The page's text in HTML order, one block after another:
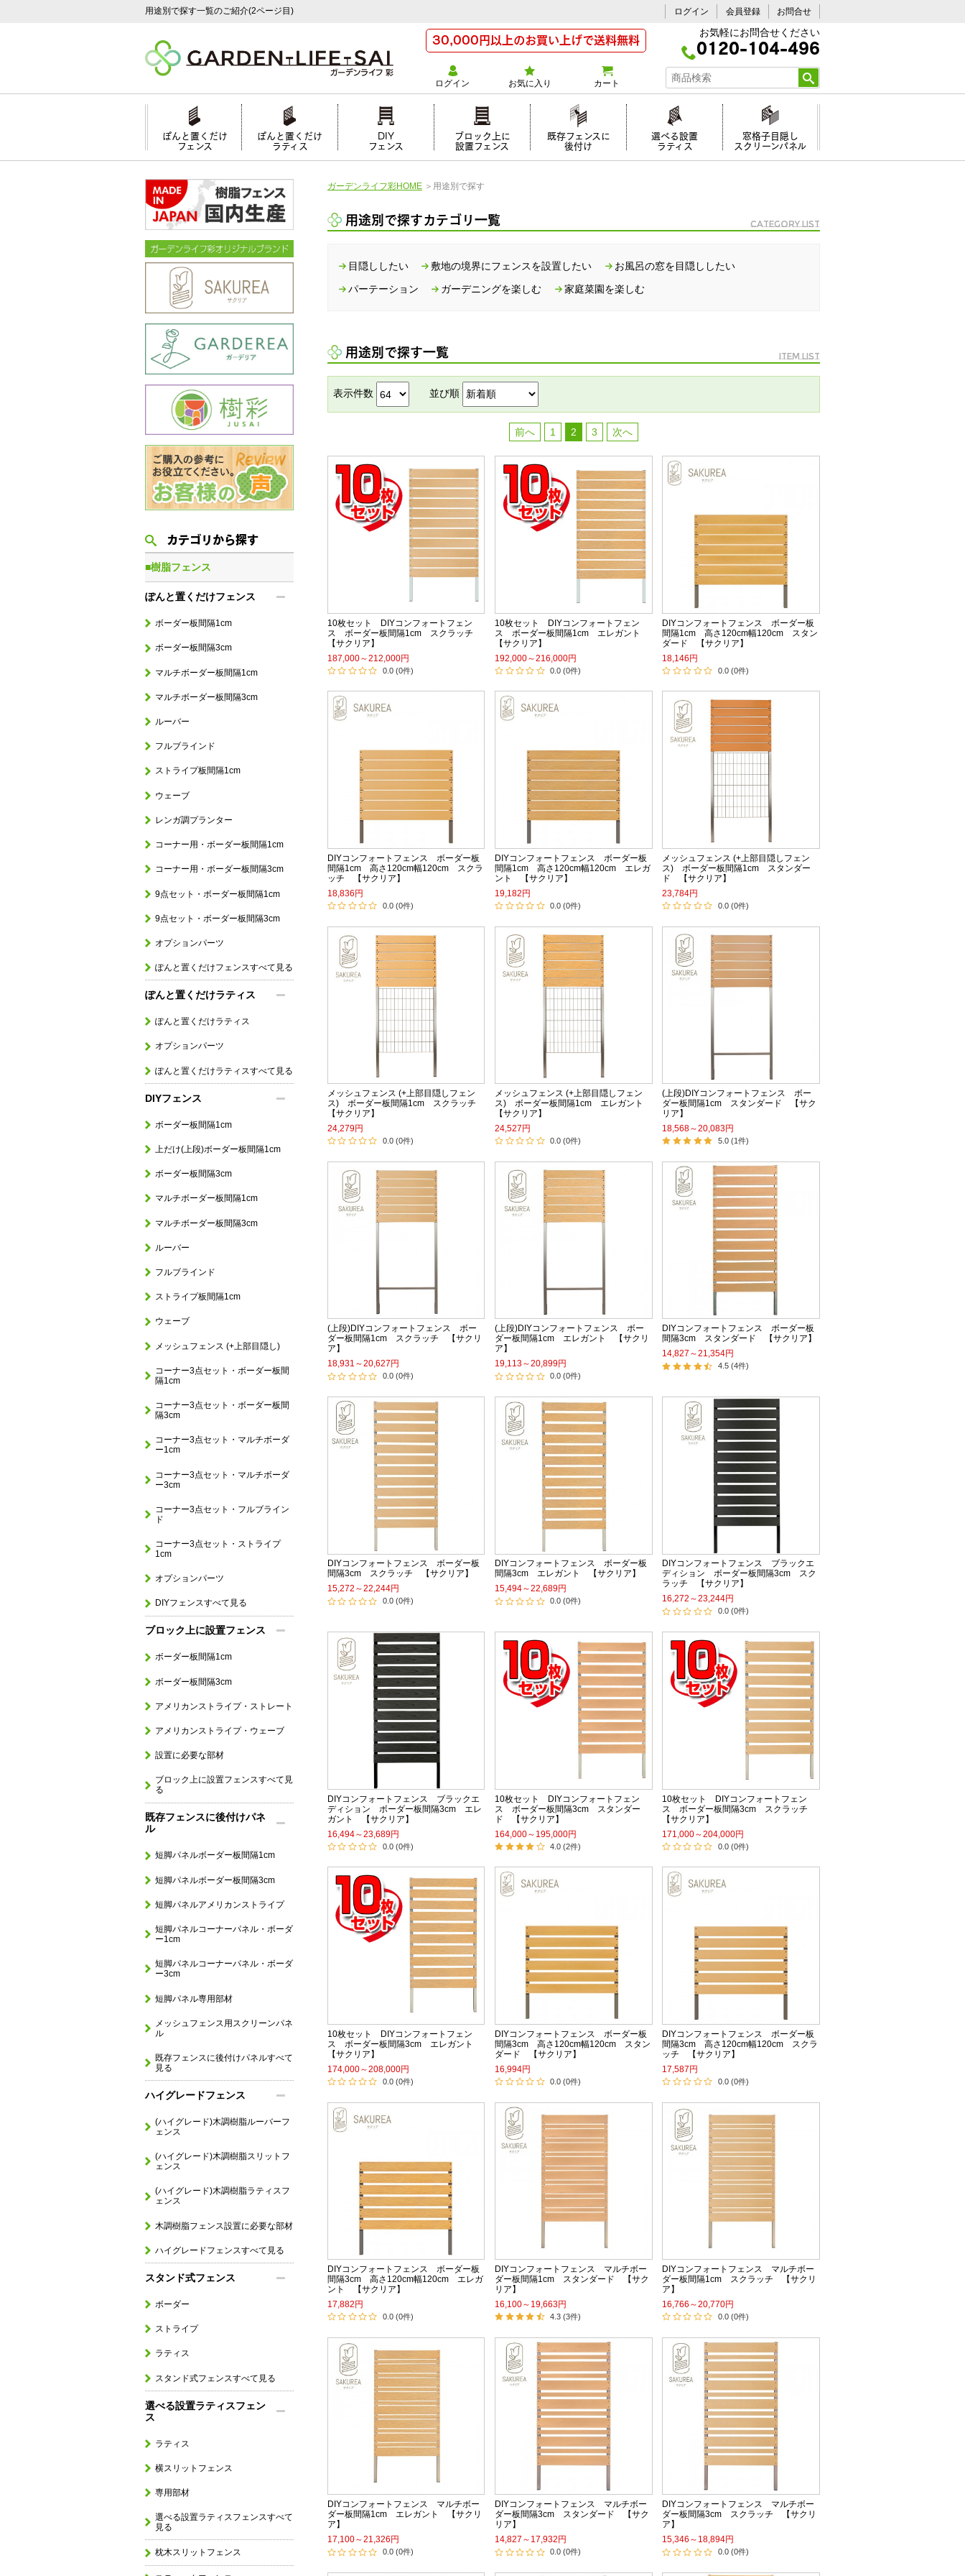
用途別で探す一覧のご紹介(2ページ目) ログイン 会員登録 お問合せ
30,000円以上のお買い上げで送料無料 お気軽にお問合せください
0120-104-496
ログイン お気に入り カート
ぽんと置くだけ
フェンス
ぽんと置くだけ
ラティス
DIY
フェンス
ブロック上に
設置フェンス
既存フェンスに
後付け
選べる設置
ラティス
窓格子目隠し
スクリーンパネル
カテゴリから探す
■樹脂フェンス
ぽんと置くだけフェンス
ボーダー板間隔1cm
ボーダー板間隔3cm
マルチボーダー板間隔1cm
マルチボーダー板間隔3cm
ルーバー
フルブラインド
ストライプ板間隔1cm
ウェーブ
レンガ調プランター
コーナー用・ボーダー板間隔1cm
コーナー用・ボーダー板間隔3cm
9点セット・ボーダー板間隔1cm
9点セット・ボーダー板間隔3cm
オプションパーツ
ぽんと置くだけフェンスすべて見る
ぽんと置くだけラティス
ぽんと置くだけラティス
オプションパーツ
ぽんと置くだけラティスすべて見る
DIYフェンス
ボーダー板間隔1cm
上だけ(上段)ボーダー板間隔1cm
ボーダー板間隔3cm
マルチボーダー板間隔1cm
マルチボーダー板間隔3cm
ルーバー
フルブラインド
ストライプ板間隔1cm
ウェーブ
メッシュフェンス (+上部目隠し)
コーナー3点セット・ボーダー板間
隔1cm
コーナー3点セット・ボーダー板間
隔3cm
コーナー3点セット・マルチボーダ
ー1cm
コーナー3点セット・マルチボーダ
ー3cm
コーナー3点セット・フルブライン
ド
コーナー3点セット・ストライプ
1cm
オプションパーツ
DIYフェンスすべて見る
ブロック上に設置フェンス
ボーダー板間隔1cm
ボーダー板間隔3cm
アメリカンストライプ・ストレート
アメリカンストライプ・ウェーブ
設置に必要な部材
ブロック上に設置フェンスすべて見
る
既存フェンスに後付けパネ
ル
短脚パネルボーダー板間隔1cm
短脚パネルボーダー板間隔3cm
短脚パネルアメリカンストライプ
短脚パネルコーナーパネル・ボーダ
ー1cm
短脚パネルコーナーパネル・ボーダ
ー3cm
短脚パネル専用部材
メッシュフェンス用スクリーンパネ
ル
既存フェンスに後付けパネルすべて
見る
ハイグレードフェンス
(ハイグレード)木調樹脂ルーバーフ
ェンス
(ハイグレード)木調樹脂スリットフ
ェンス
(ハイグレード)木調樹脂ラティスフ
ェンス
木調樹脂フェンス設置に必要な部材
ハイグレードフェンスすべて見る
スタンド式フェンス
ボーダー
ストライプ
ラティス
スタンド式フェンスすべて見る
選べる設置ラティスフェン
ス
ラティス
横スリットフェンス
専用部材
選べる設置ラティスフェンスすべて
見る
枕木スリットフェンス
ガーデンライフ彩HOME＞ 用途別で探す
用途別で探すカテゴリ一覧 Category list
目隠ししたい 敷地の境界にフェンスを設置したい お風呂の窓を目隠ししたい
パーテーション ガーデニングを楽しむ 家庭菜園を楽しむ
用途別で探す一覧 Item list
表示件数 並び順
前へ 1 2 3 次へ
10枚セット DIYコンフォートフェン
ス ボーダー板間隔1cm スクラッチ
【サクリア】
187,000～212,000円
0.0 (0件)
10枚セット DIYコンフォートフェン
ス ボーダー板間隔1cm エレガント
【サクリア】
192,000～216,000円
0.0 (0件)
DIYコンフォートフェンス ボーダー板
間隔1cm 高さ120cm幅120cm スタン
ダード 【サクリア】
18,146円
0.0 (0件)
DIYコンフォートフェンス ボーダー板
間隔1cm 高さ120cm幅120cm スクラ
ッチ 【サクリア】
18,836円
0.0 (0件)
DIYコンフォートフェンス ボーダー板
間隔1cm 高さ120cm幅120cm エレガ
ント 【サクリア】
19,182円
0.0 (0件)
メッシュフェンス (+上部目隠しフェン
ス) ボーダー板間隔1cm スタンダー
ド 【サクリア】
23,784円
0.0 (0件)
メッシュフェンス (+上部目隠しフェン
ス) ボーダー板間隔1cm スクラッチ
【サクリア】
24,279円
0.0 (0件)
メッシュフェンス (+上部目隠しフェン
ス) ボーダー板間隔1cm エレガント
【サクリア】
24,527円
0.0 (0件)
(上段)DIYコンフォートフェンス ボー
ダー板間隔1cm スタンダード 【サク
リア】
18,568～20,083円
5.0 (1件)
(上段)DIYコンフォートフェンス ボー
ダー板間隔1cm スクラッチ 【サクリ
ア】
18,931～20,627円
0.0 (0件)
(上段)DIYコンフォートフェンス ボー
ダー板間隔1cm エレガント 【サクリ
ア】
19,113～20,899円
0.0 (0件)
DIYコンフォートフェンス ボーダー板
間隔3cm スタンダード 【サクリア】
14,827～21,354円
4.5 (4件)
DIYコンフォートフェンス ボーダー板
間隔3cm スクラッチ 【サクリア】
15,272～22,244円
0.0 (0件)
DIYコンフォートフェンス ボーダー板
間隔3cm エレガント 【サクリア】
15,494～22,689円
0.0 (0件)
DIYコンフォートフェンス ブラックエ
ディション ボーダー板間隔3cm スク
ラッチ 【サクリア】
16,272～23,244円
0.0 (0件)
DIYコンフォートフェンス ブラックエ
ディション ボーダー板間隔3cm エレ
ガント 【サクリア】
16,494～23,689円
0.0 (0件)
10枚セット DIYコンフォートフェン
ス ボーダー板間隔3cm スタンダー
ド 【サクリア】
164,000～195,000円
4.0 (2件)
10枚セット DIYコンフォートフェン
ス ボーダー板間隔3cm スクラッチ
【サクリア】
171,000～204,000円
0.0 (0件)
10枚セット DIYコンフォートフェン
ス ボーダー板間隔3cm エレガント
【サクリア】
174,000～208,000円
0.0 (0件)
DIYコンフォートフェンス ボーダー板
間隔3cm 高さ120cm幅120cm スタン
ダード 【サクリア】
16,994円
0.0 (0件)
DIYコンフォートフェンス ボーダー板
間隔3cm 高さ120cm幅120cm スクラ
ッチ 【サクリア】
17,587円
0.0 (0件)
DIYコンフォートフェンス ボーダー板
間隔3cm 高さ120cm幅120cm エレガ
ント 【サクリア】
17,882円
0.0 (0件)
DIYコンフォートフェンス マルチボー
ダー板間隔1cm スタンダード 【サク
リア】
16,100～19,663円
4.3 (3件)
DIYコンフォートフェンス マルチボー
ダー板間隔1cm スクラッチ 【サクリ
ア】
16,766～20,770円
0.0 (0件)
DIYコンフォートフェンス マルチボー
ダー板間隔1cm エレガント 【サクリ
ア】
17,100～21,326円
0.0 (0件)
DIYコンフォートフェンス マルチボー
ダー板間隔3cm スタンダード 【サク
リア】
14,827～17,932円
0.0 (0件)
DIYコンフォートフェンス マルチボー
ダー板間隔3cm スクラッチ 【サクリ
ア】
15,346～18,894円
0.0 (0件)